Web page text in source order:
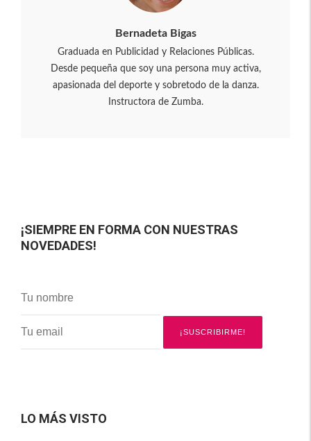
Bernadeta Bigas
Graduada en Publicidad y Relaciones Públicas.
Desde pequeña que soy una persona muy activa,
apasionada del deporte y sobretodo de la danza.
Instructora de Zumba.
¡SIEMPRE EN FORMA CON NUESTRAS
NOVEDADES!
LO MÁS VISTO